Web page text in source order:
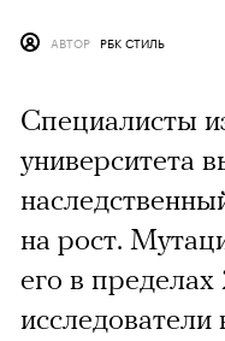
АВТОР РБК СТИЛЬ
Специалисты
университета
на рост.
его в